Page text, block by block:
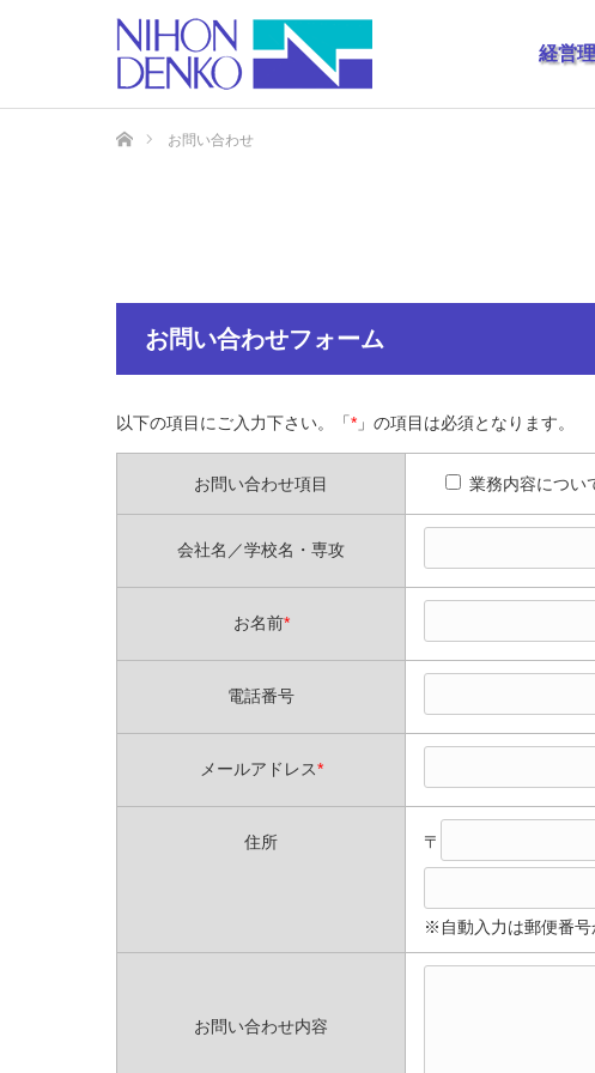
経営
お問い合わせ
お問い合わせフォーム
以下の項目にご入力下さい。「* 」の項目は必須となります。
お問い合わせ項目 業務内容につい
会社名／学校名・専攻
お名前*
電話番号
メールアドレス*
住所 〒
※自動入力は郵便番号
お問い合わせ内容